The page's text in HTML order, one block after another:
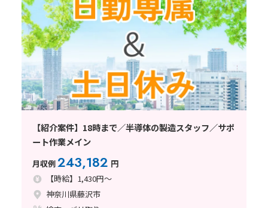
【紹介案件】18時まで／半導体の製造スタッフ／サポ
ート作業メイン
月収例243,182 円
【時給】1,430円～
神奈川県藤沢市